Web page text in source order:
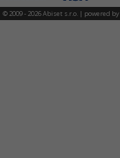
© 2009 - 2026 Abiset s.r.o. | powered by